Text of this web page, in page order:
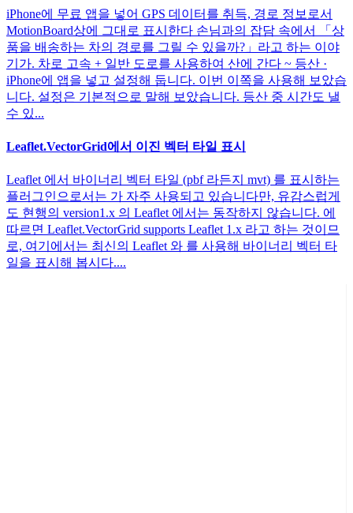
iPhone에 무료 앱을 넣어 GPS 데이터를 취득, 경로 정보로서
MotionBoard상에 그대로 표시한다 손님과의 잡담 속에서 「상
품을 배송하는 차의 경로를 그릴 수 있을까?」라고 하는 이야
기가. 차로 고속 + 일반 도로를 사용하여 산에 간다 ~ 등산 ·
iPhone에 앱을 넣고 설정해 둡니다. 이번 이쪽을 사용해 보았습
니다. 설정은 기본적으로 말해 보았습니다. 등산 중 시간도 낼
수 있...
Leaflet.VectorGrid에서 이진 벡터 타일 표시
Leaflet 에서 바이너리 벡터 타일 (pbf 라든지 mvt) 를 표시하는
플러그인으로서는 가 자주 사용되고 있습니다만, 유감스럽게
도 현행의 version1.x 의 Leaflet 에서는 동작하지 않습니다. 에
따르면 Leaflet.VectorGrid supports Leaflet 1.x 라고 하는 것이므
로, 여기에서는 최신의 Leaflet 와 를 사용해 바이너리 벡터 타
일을 표시해 봅시다....